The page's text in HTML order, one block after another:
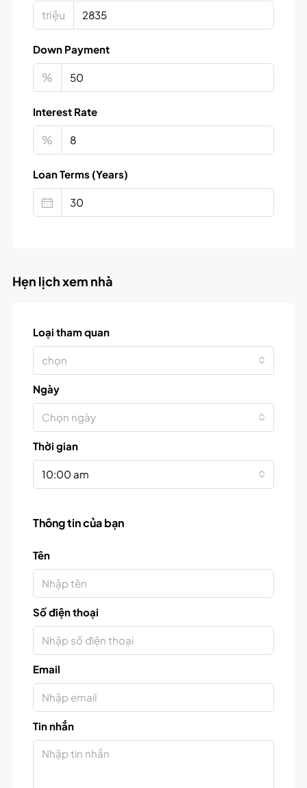
triệu
Down Payment
%
Interest Rate
%
Loan Terms (Years)
Hẹn lịch xem nhà
Loại tham quan
chọn
Ngày
Chọn ngày
Thời gian
10:00 am
Thông tin của bạn
Tên
Số điện thoại
Email
Tin nhắn